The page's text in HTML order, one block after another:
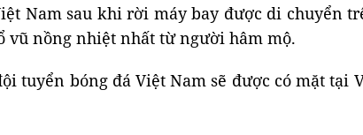
Nam sau khi rời máy bay được di chuyển
vũ nồng nhiệt nhất từ người hâm mộ.
tuyển bóng đá Việt Nam sẽ được có mặt tại